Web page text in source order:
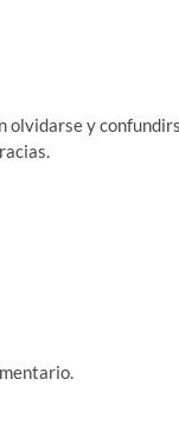
olvidarse y